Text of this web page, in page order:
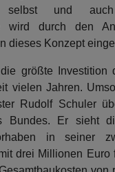
selbst und
wird durch den
dieses Konzept
größte Investition
vielen Jahren.
Rudolf Schuler
Bundes. Er sieht
in seiner
drei Millionen Euro